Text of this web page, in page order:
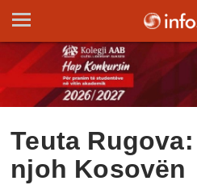
Teuta
njoh Kosovën